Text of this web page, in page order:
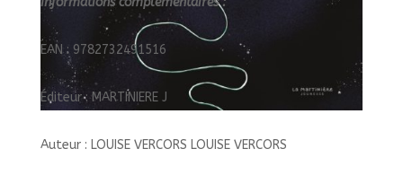
EAN : 9782732491516
Éditeur : MARTINIERE J
Auteur : LOUISE VERCORS LOUISE VERCORS